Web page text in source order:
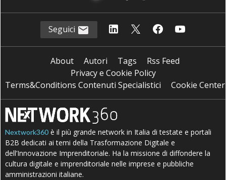
Seguici
About Autori Tags
Rss Feed
Privacy e Cookie Policy
Terms&Conditions Contenuti Specialistici
Cookie Center
Nextwork360 è il più grande network in Italia di testate e portali
B2B dedicati ai temi della Trasformazione Digitale e
dell’Innovazione Imprenditoriale. Ha la missione di diffondere la
cultura digitale e imprenditoriale nelle imprese e pubbliche
amministrazioni italiane.